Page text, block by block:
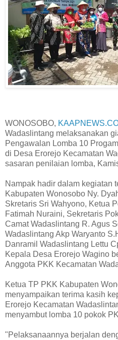
WONOSOBO,
Wadaslintang melaksanakan
Pengawalan Lomba 10
di Desa Erorejo Kecamatan
sasaran penilaian lomba,
Nampak hadir dalam kegiatan
Kabupaten Wonosobo Ny.
Skretaris Sri Wahyono, Ketua
Fatimah Nuraini, Sekretaris
Camat Wadaslintang R. Agus
Wadaslintang Akp Waryanto
Danramil Wadaslintang Lettu
Kepala Desa Erorejo Wagino
Anggota PKK Kecamatan
Ketua TP PKK Kabupaten
menyampaikan terima kasih
Erorejo Kecamatan
menyambut lomba 10 pokok
"Pelaksanaannya berjalan